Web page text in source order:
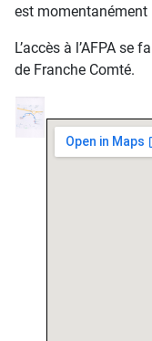
est momentanément
L’accès à l’AFPA
de Franche Comté.